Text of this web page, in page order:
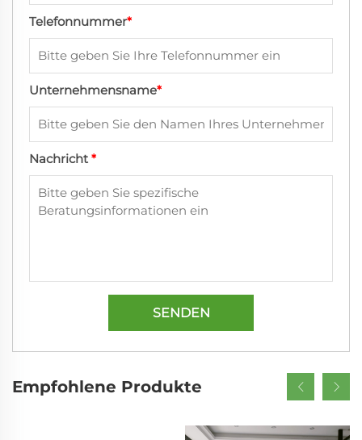
Telefonnummer*
Unternehmensname*
Nachricht *
SENDEN
Empfohlene Produkte